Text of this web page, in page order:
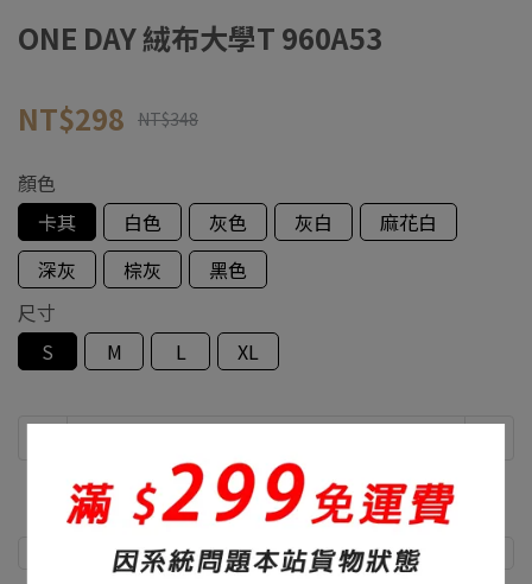
ONE DAY 絨布大學T 960A53
NT$298 NT$348
顏色
卡其
白色 灰色 灰白
麻花白
深灰
棕灰
黑色
尺寸
S
M L XL
商品介紹 尺寸說明